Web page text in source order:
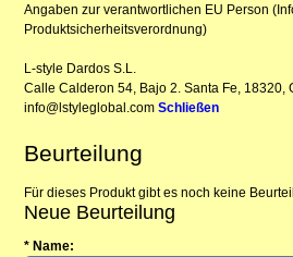
Angaben zur verantwortlichen EU Person
Produktsicherheitsverordnung)
L-style Dardos S.L.
Calle Calderon 54, Bajo 2. Santa Fe, 18320,
info@lstyleglobal.comSchließen
Beurteilung
Für dieses Produkt gibt es noch keine
Neue Beurteilung
* Name: